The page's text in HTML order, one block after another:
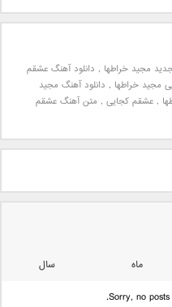
مجید خراطها , دانلود آهنگ عشقم
مجید خراطها , دانلود آهنگ مجید
, عشقم کجایی , متن آهنگ عشقم
ماه
سال
Sorry, no